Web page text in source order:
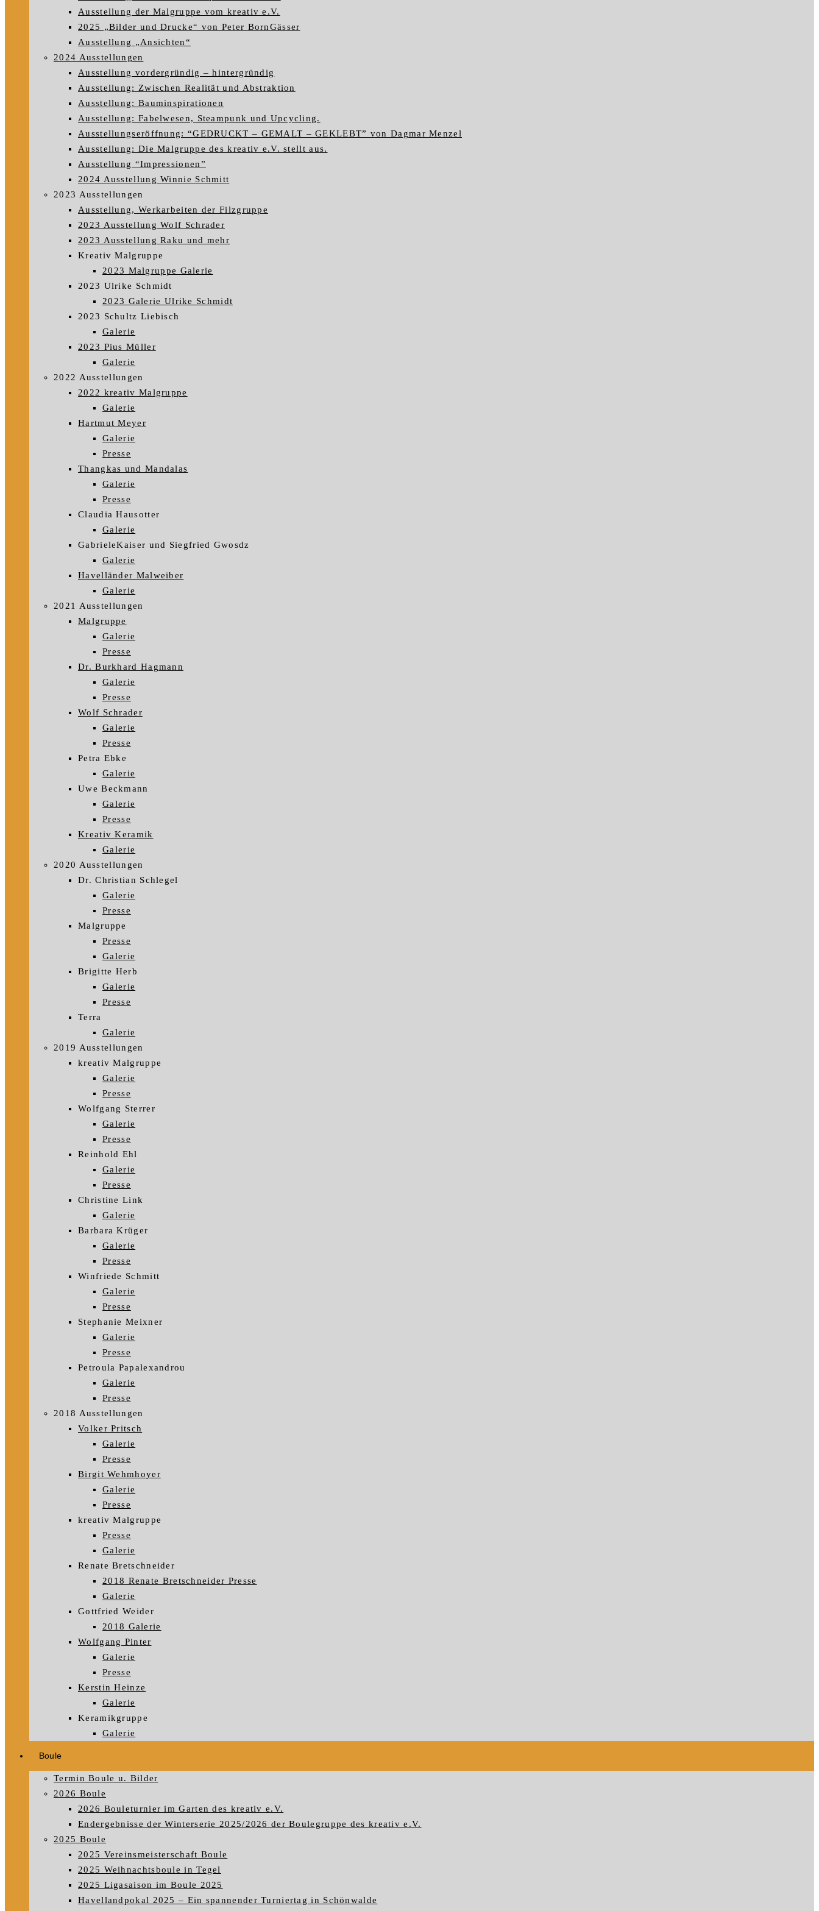
Ausstellung der Malgruppe vom kreativ e.V.
2025 „Bilder und Drucke“ von Peter BornGässer
Ausstellung „Ansichten“
2024 Ausstellungen
Ausstellung vordergründig – hintergründig
Ausstellung: Zwischen Realität und Abstraktion
Ausstellung: Bauminspirationen
Ausstellung: Fabelwesen, Steampunk und Upcycling.
Ausstellungseröffnung: “GEDRUCKT – GEMALT – GEKLEBT” von Dagmar Menzel
Ausstellung: Die Malgruppe des kreativ e.V. stellt aus.
Ausstellung “Impressionen”
2024 Ausstellung Winnie Schmitt
2023 Ausstellungen
Ausstellung, Werkarbeiten der Filzgruppe
2023 Ausstellung Wolf Schrader
2023 Ausstellung Raku und mehr
Kreativ Malgruppe
2023 Malgruppe Galerie
2023 Ulrike Schmidt
2023 Galerie Ulrike Schmidt
2023 Schultz Liebisch
Galerie
2023 Pius Müller
Galerie
2022 Ausstellungen
2022 kreativ Malgruppe
Galerie
Hartmut Meyer
Galerie
Presse
Thangkas und Mandalas
Galerie
Presse
Claudia Hausotter
Galerie
GabrieleKaiser und Siegfried Gwosdz
Galerie
Havelländer Malweiber
Galerie
2021 Ausstellungen
Malgruppe
Galerie
Presse
Dr. Burkhard Hagmann
Galerie
Presse
Wolf Schrader
Galerie
Presse
Petra Ebke
Galerie
Uwe Beckmann
Galerie
Presse
Kreativ Keramik
Galerie
2020 Ausstellungen
Dr. Christian Schlegel
Galerie
Presse
Malgruppe
Presse
Galerie
Brigitte Herb
Galerie
Presse
Terra
Galerie
2019 Ausstellungen
kreativ Malgruppe
Galerie
Presse
Wolfgang Sterrer
Galerie
Presse
Reinhold Ehl
Galerie
Presse
Christine Link
Galerie
Barbara Krüger
Galerie
Presse
Winfriede Schmitt
Galerie
Presse
Stephanie Meixner
Galerie
Presse
Petroula Papalexandrou
Galerie
Presse
2018 Ausstellungen
Volker Pritsch
Galerie
Presse
Birgit Wehmhoyer
Galerie
Presse
kreativ Malgruppe
Presse
Galerie
Renate Bretschneider
2018 Renate Bretschneider Presse
Galerie
Gottfried Weider
2018 Galerie
Wolfgang Pinter
Galerie
Presse
Kerstin Heinze
Galerie
Keramikgruppe
Galerie
Boule
Termin Boule u. Bilder
2026 Boule
2026 Bouleturnier im Garten des kreativ e.V.
Endergebnisse der Winterserie 2025/2026 der Boulegruppe des kreativ e.V.
2025 Boule
2025 Vereinsmeisterschaft Boule
2025 Weihnachtsboule in Tegel
2025 Ligasaison im Boule 2025
Havellandpokal 2025 – Ein spannender Turniertag in Schönwalde